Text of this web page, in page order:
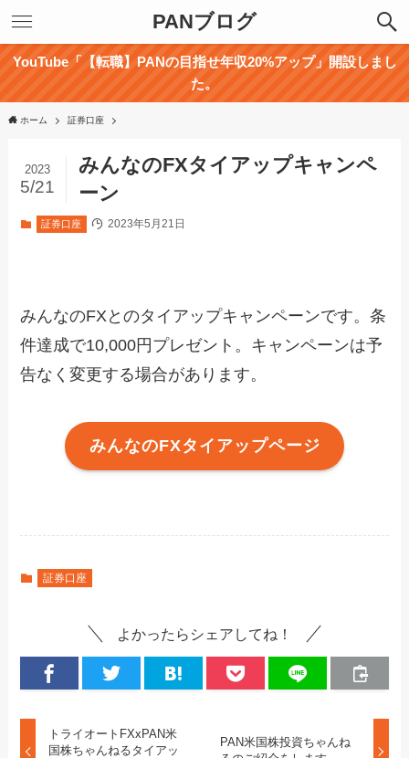
PANブログ
YouTube「【転職】PANの目指せ年収20%アップ」開設しまし
た。
ホーム 証券口座
みんなのFXタイアップキャンペ
ーン
2023
5/21
証券口座 2023年5月21日
みんなのFXとのタイアップキャンペーンです。条
件達成で10,000円プレゼント。キャンペーンは予
告なく変更する場合があります。
みんなのFXタイアップページ
証券口座
よかったらシェアしてね！
トライオートFXxPAN米
国株ちゃんねるタイアッ
PAN米国株投資ちゃんね